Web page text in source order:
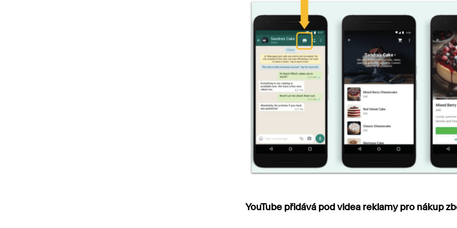
YouTube přidává pod videa reklamy pro nákup